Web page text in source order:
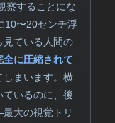
察することにな
10〜20センチ浮
見ている人間の
に圧縮されて
しまいます。横
いるのに、後
大の視覚トリ